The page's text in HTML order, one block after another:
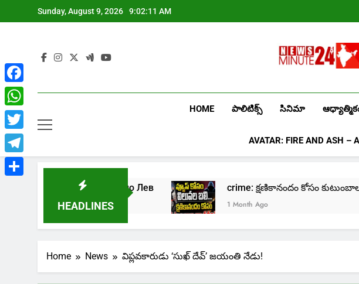
to
Sunday, August 9, 2026 9:02:12 AM
HOME పాలిటిక్స్ సినిమా
AVATAR: FIRE AND ASH –
HEADLINES
в онлайн казино Лев crime: క్షణికానందం కోసం కుటుంబాల నాశనం!
1 Month Ago
Home News విప్లవకారుడు ‘సుఖ్ దేవ్’ జయంతి నేడు!
Facebook
WhatsApp
Twitter
Telegram